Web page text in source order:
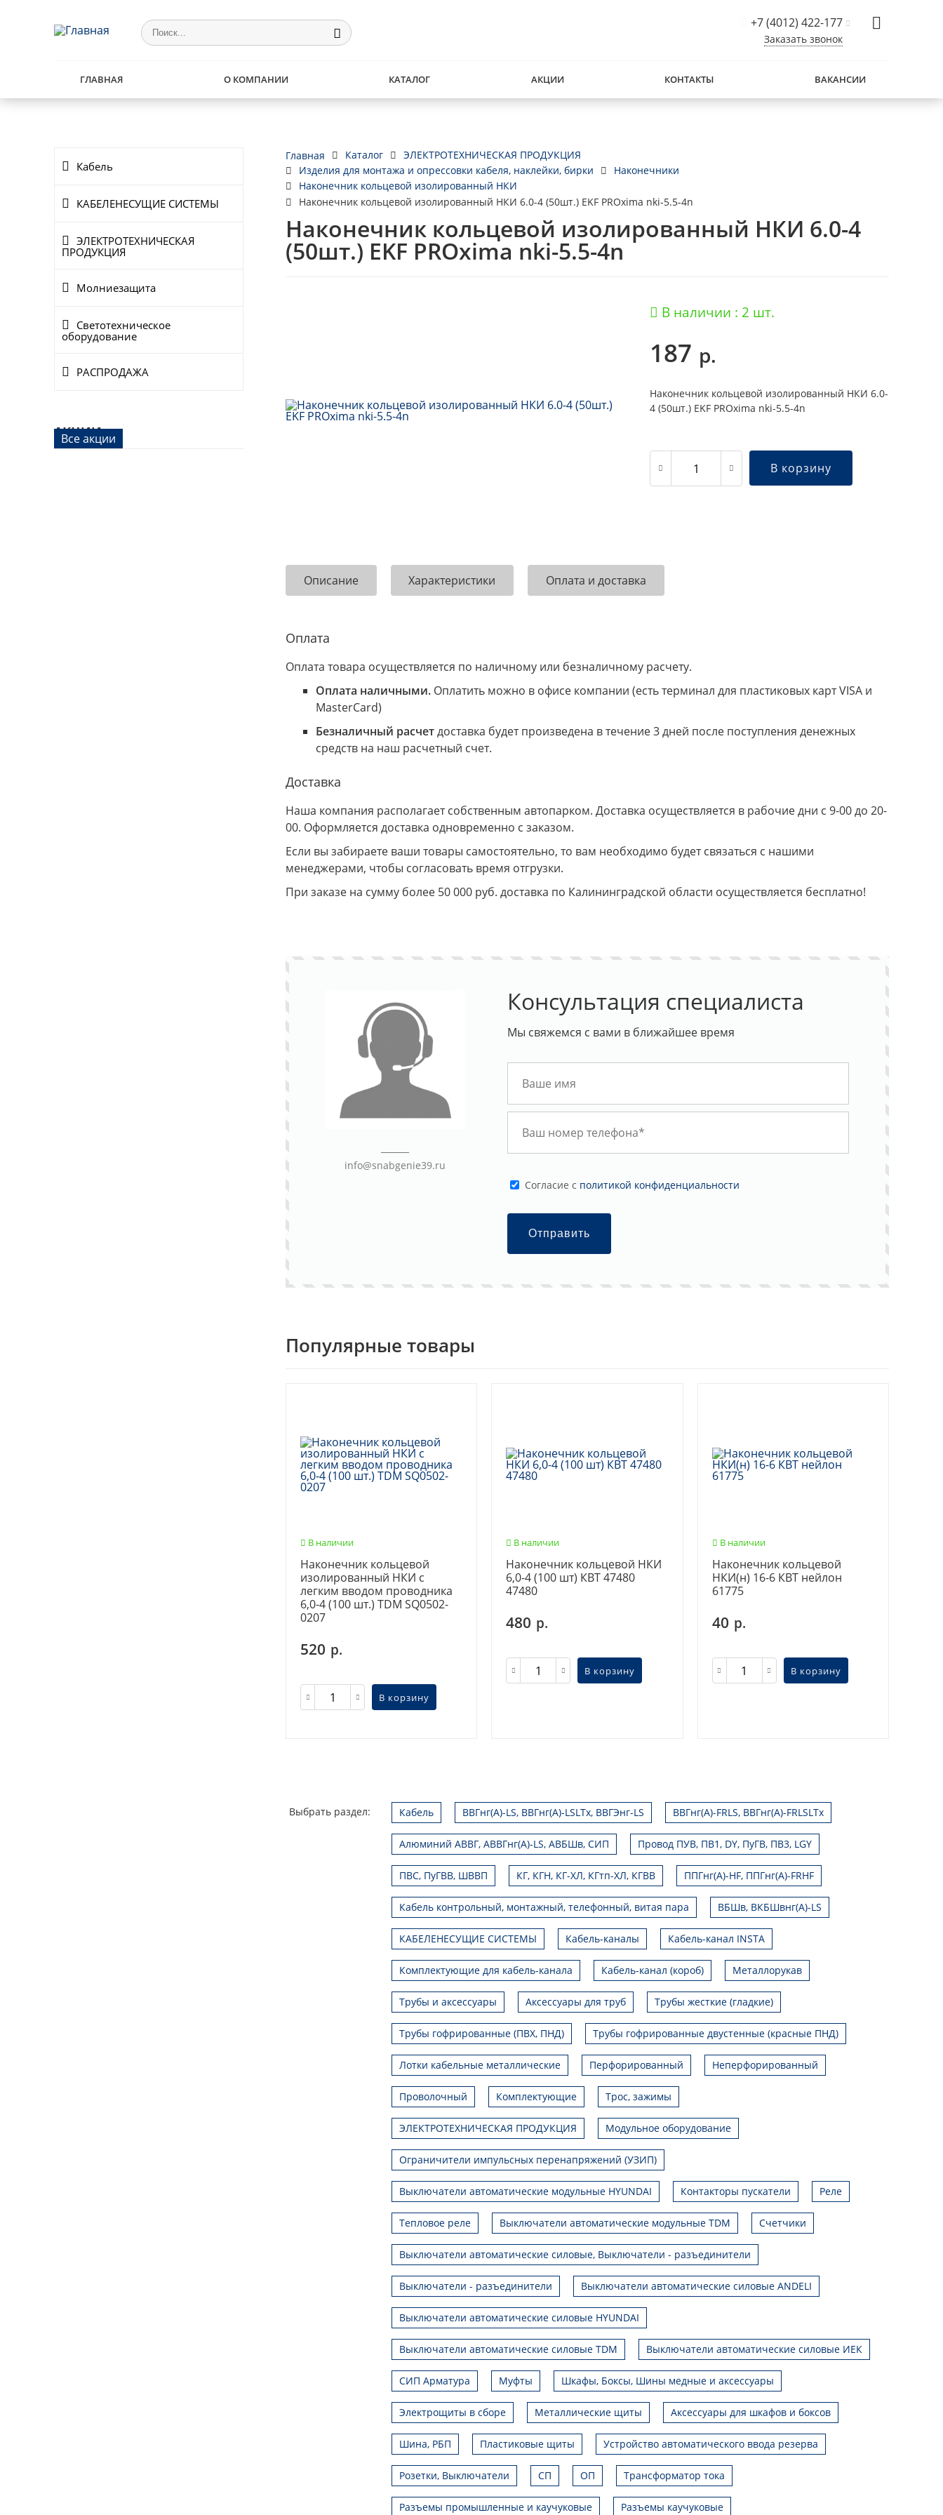
+7 (4012) 422-177
Заказать звонок
ГЛАВНАЯ О КОМПАНИИ КАТАЛОГ АКЦИИ КОНТАКТЫ ВАКАНСИИ
Кабель
КАБЕЛЕНЕСУЩИЕ СИСТЕМЫ
ЭЛЕКТРОТЕХНИЧЕСКАЯ
ПРОДУКЦИЯ
Молниезащита
Светотехническое
оборудование
РАСПРОДАЖА
АКЦИИ
Все акции
Главная Каталог
ЭЛЕКТРОТЕХНИЧЕСКАЯ ПРОДУКЦИЯ
Изделия для монтажа и опрессовки кабеля, наклейки, бирки
Наконечники
Наконечник кольцевой изолированный НКИ
Наконечник кольцевой изолированный НКИ 6.0-4 (50шт.) EKF PROxima nki-5.5-4n
Наконечник кольцевой изолированный НКИ 6.0-4
(50шт.) EKF PROxima nki-5.5-4n
В наличии : 2 шт.
187 р.
Наконечник кольцевой изолированный НКИ 6.0-
4 (50шт.) EKF PROxima nki-5.5-4n
В корзину
Описание Характеристики Оплата и доставка
Оплата
Оплата товара осуществляется по наличному или безналичному расчету.
Оплата наличными. Оплатить можно в офисе компании (есть терминал для пластиковых карт VISA и
MasterCard)
Безналичный расчетдоставка будет произведена в течение 3 дней после поступления денежных
средств на наш расчетный счет.
Доставка
Наша компания располагает собственным автопарком. Доставка осуществляется в рабочие дни с 9-00 до 20-
00. Оформляется доставка одновременно с заказом.
Если вы забираете ваши товары самостоятельно, то вам необходимо будет связаться с нашими
менеджерами, чтобы согласовать время отгрузки.
При заказе на сумму более 50 000 руб. доставка по Калининградской области осуществляется бесплатно!
info@snabgenie39.ru
Консультация специалиста
Мы свяжемся с вами в ближайшее время
Cогласие с политикой конфиденциальности
Отправить
Популярные товары
В наличии
Наконечник кольцевой
изолированный НКИ с
легким вводом проводника
6,0-4 (100 шт.) TDM SQ0502-
0207
520 р.
В корзину
В наличии
Наконечник кольцевой НКИ
6,0-4 (100 шт) КВТ 47480
47480
480 р.
В корзину
В наличии
Наконечник кольцевой
НКИ(н) 16-6 КВТ нейлон
61775
40 р.
В корзину
Выбрать раздел: Кабель ВВГнг(А)-LS, ВВГнг(А)-LSLTx, ВВГЭнг-LS ВВГнг(А)-FRLS, ВВГнг(А)-FRLSLTx
Алюминий АВВГ, АВВГнг(А)-LS, АВБШв, СИП Провод ПУВ, ПВ1, DY, ПуГВ, ПВ3, LGY
ПВС, ПуГВВ, ШВВП КГ, КГН, КГ-ХЛ, КГтп-ХЛ, КГВВ ППГнг(А)-HF, ППГнг(А)-FRHF
Кабель контрольный, монтажный, телефонный, витая пара ВБШв, ВКБШвнг(А)-LS
КАБЕЛЕНЕСУЩИЕ СИСТЕМЫ Кабель-каналы Кабель-канал INSTA
Комплектующие для кабель-канала Кабель-канал (короб) Металлорукав
Трубы и аксессуары Аксессуары для труб Трубы жесткие (гладкие)
Трубы гофрированные (ПВХ, ПНД) Трубы гофрированные двустенные (красные ПНД)
Лотки кабельные металлические Перфорированный Неперфорированный
Проволочный Комплектующие Трос, зажимы
ЭЛЕКТРОТЕХНИЧЕСКАЯ ПРОДУКЦИЯ Модульное оборудование
Ограничители импульсных перенапряжений (УЗИП)
Выключатели автоматические модульные HYUNDAI Контакторы пускатели Реле
Тепловое реле Выключатели автоматические модульные TDM Счетчики
Выключатели автоматические силовые, Выключатели - разъединители
Выключатели - разъединители Выключатели автоматические силовые ANDELI
Выключатели автоматические силовые HYUNDAI
Выключатели автоматические силовые TDM Выключатели автоматические силовые ИЕК
СИП Арматура Муфты Шкафы, Боксы, Шины медные и аксессуары
Электрощиты в сборе Металлические щиты Аксессуары для шкафов и боксов
Шина, РБП Пластиковые щиты Устройство автоматического ввода резерва
Розетки, Выключатели СП ОП Трансформатор тока
Разъемы промышленные и каучуковые Разъемы каучуковые